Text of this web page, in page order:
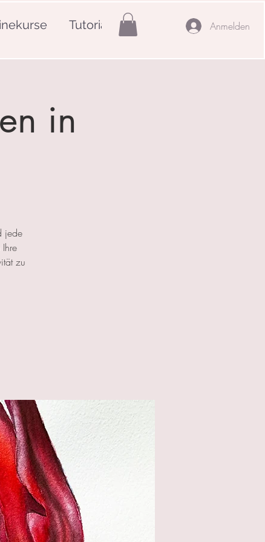
Tutorials Anmelden
in
jede
zu